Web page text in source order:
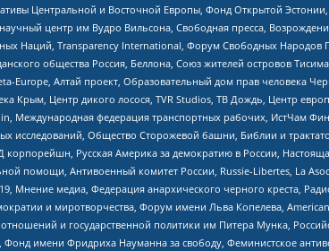
Центральной и Восточной Европы, Фонд Открытой
центр им Вудро Вильсона, Свободная пресса,
Наций, Transparеncy International, Форум Свободных Народов
общества Россия, Беллона, Союз жителей островов
Europe, Алтай проект, Образовательный дом прав человека
Крым, Центр дикого лосося, TVR Studios, ТВ Дождь, Центр
Международная федерация транспортных рабочих, ИстЧам
исследований, Общество Сторожевой башни, Библии и
Русская Америка за демократию в России,
помощи, Антивоенный комитет России, Russie-Libertes, La
Мнение медиа, Федерация анархического черного креста,
и миротворчества, Форум имени Льва Копелева,
и государственной политики им Питера Мунка,
имени Фридриха Науманна за свободу, Феминистское